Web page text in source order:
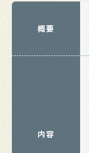
概要
内容